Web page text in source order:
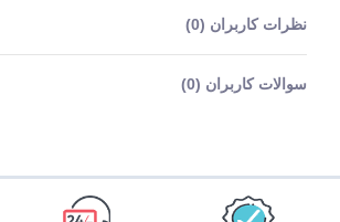
نظرات کاربران (0)
سوالات کاربران (0)